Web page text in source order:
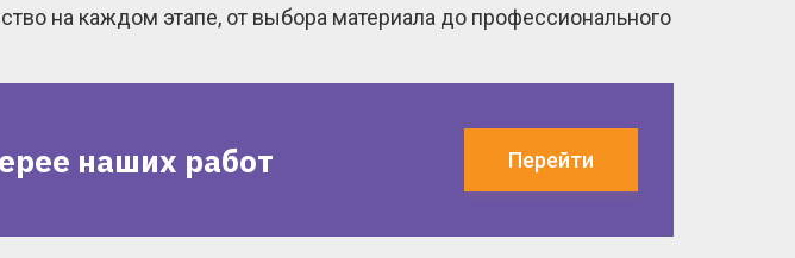
на каждом этапе, от выбора материала до профессионального
наших работ Перейти